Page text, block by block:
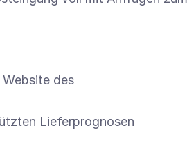
des
Lieferprognosen